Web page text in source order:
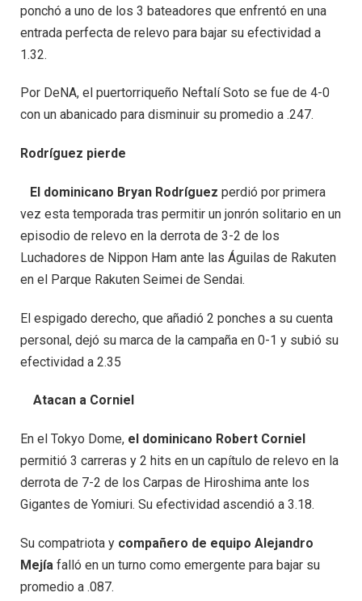
ponchó a uno de los 3 bateadores que enfrentó en una
entrada perfecta de relevo para bajar su efectividad a
1.32.
Por DeNA, el puertorriqueño Neftalí Soto se fue de 4-0
con un abanicado para disminuir su promedio a .247.
Rodríguez pierde
El dominicano Bryan Rodríguez perdió por primera
vez esta temporada tras permitir un jonrón solitario en un
episodio de relevo en la derrota de 3-2 de los
Luchadores de Nippon Ham ante las Águilas de Rakuten
en el Parque Rakuten Seimei de Sendai.
El espigado derecho, que añadió 2 ponches a su cuenta
personal, dejó su marca de la campaña en 0-1 y subió su
efectividad a 2.35
Atacan a Corniel
En el Tokyo Dome, el dominicano Robert Corniel
permitió 3 carreras y 2 hits en un capítulo de relevo en la
derrota de 7-2 de los Carpas de Hiroshima ante los
Gigantes de Yomiuri. Su efectividad ascendió a 3.18.
Su compatriota y compañero de equipo Alejandro
Mejía falló en un turno como emergente para bajar su
promedio a .087.